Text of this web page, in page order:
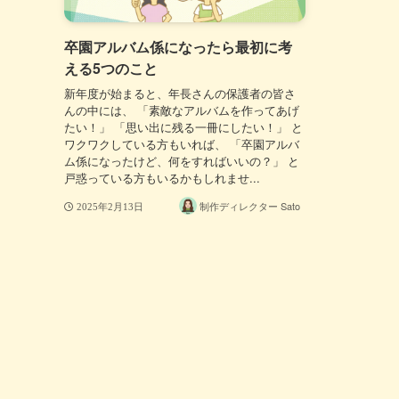
卒園アルバム係になったら最初に考
える5つのこと
新年度が始まると、年長さんの保護者の皆さ
んの中には、 「素敵なアルバムを作ってあげ
たい！」 「思い出に残る一冊にしたい！」 と
ワクワクしている方もいれば、 「卒園アルバ
ム係になったけど、何をすればいいの？」 と
戸惑っている方もいるかもしれませ...
2025年2月13日 制作ディレクター Sato